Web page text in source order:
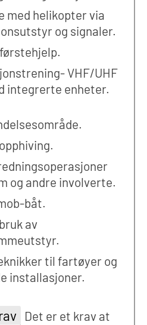
med helikopter via
og signaler.
VHF/UHF
integrerte enheter.
og andre involverte.
båt.
av
til fartøyer og
installasjoner.
Det er et krav at